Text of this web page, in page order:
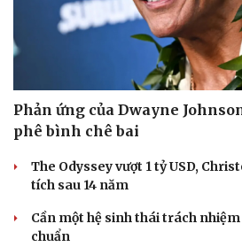
Phản ứng của Dwayne
phê bình chê bai
The Odyssey vượt 1 tỷ USD,
tích sau 14 năm
Cần một hệ sinh thái trách
chuẩn